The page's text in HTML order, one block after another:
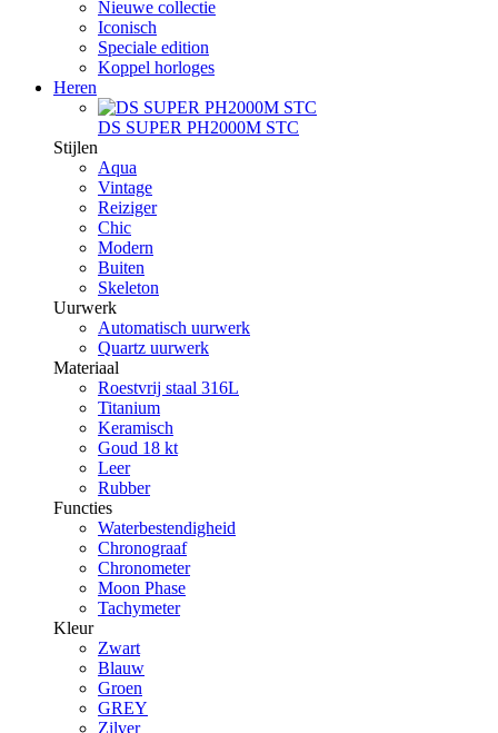
Nieuwe collectie
Iconisch
Speciale edition
Koppel horloges
Heren
DS SUPER PH2000M STC
Stijlen
Aqua
Vintage
Reiziger
Chic
Modern
Buiten
Skeleton
Uurwerk
Automatisch uurwerk
Quartz uurwerk
Materiaal
Roestvrij staal 316L
Titanium
Keramisch
Goud 18 kt
Leer
Rubber
Functies
Waterbestendigheid
Chronograaf
Chronometer
Moon Phase
Tachymeter
Kleur
Zwart
Blauw
Groen
GREY
Zilver